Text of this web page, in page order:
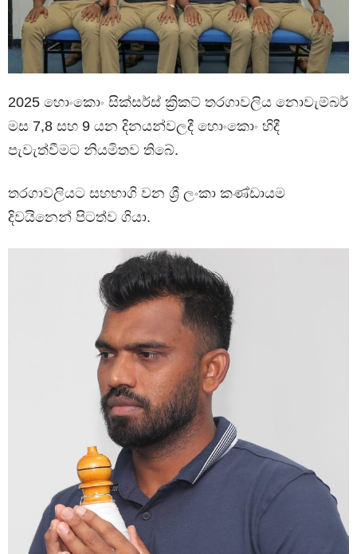
2025 හොංකොං සික්සර්ස් ක්‍රිකට් තරගාවලිය නොවැම්බර්
මස 7,8 සහ 9 යන දිනයන්වලදී හොංකොං හිදී
පැවැත්වීමට නියමිතව තිබේ.
තරගාවලියට සහභාගි වන ශ්‍රී ලංකා කණ්ඩායම
දිවයිනෙන් පිටත්ව ගියා.